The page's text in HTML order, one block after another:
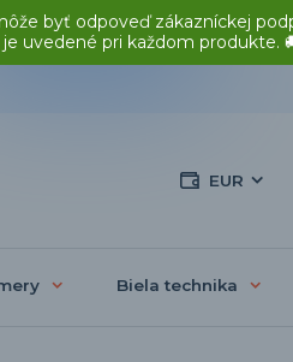
byť odpoveď zákazníckej
uvedené pri každom produkte.
EUR
Biela technika